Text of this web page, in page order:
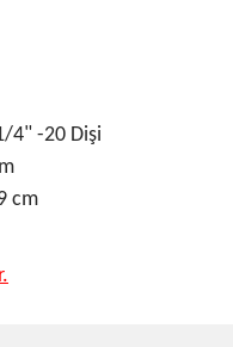
4" -20 Dişi
cm